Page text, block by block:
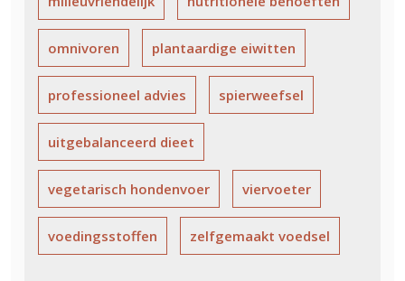
omnivoren plantaardige eiwitten
professioneel advies spierweefsel
uitgebalanceerd dieet
vegetarisch hondenvoer viervoeter
voedingsstoffen zelfgemaakt voedsel